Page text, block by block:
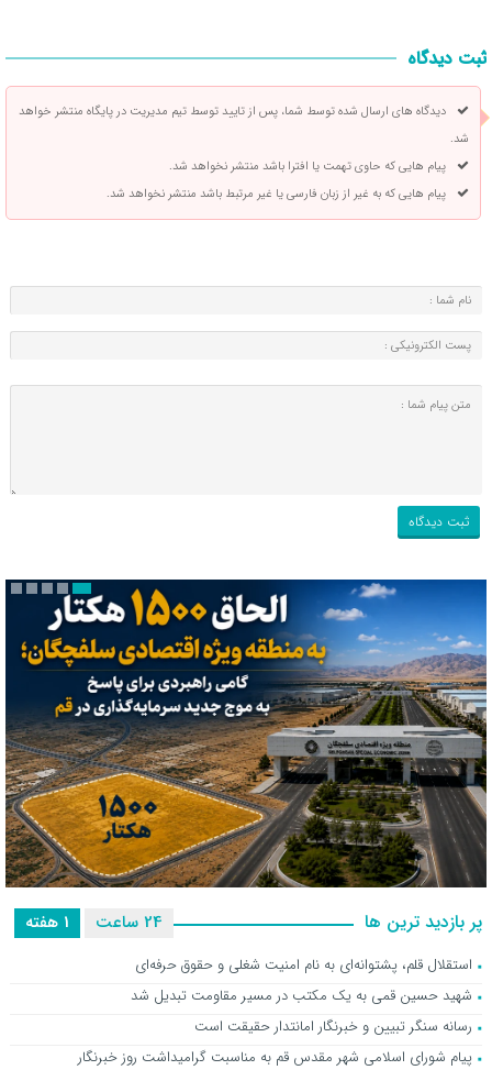
ثبت دیدگاه
دیدگاه های ارسال شده توسط شما، پس از تایید توسط تیم مدیریت در پایگاه منتشر خواهد
شد.
پیام هایی که حاوی تهمت یا افترا باشد منتشر نخواهد شد.
پیام هایی که به غیر از زبان فارسی یا غیر مرتبط باشد منتشر نخواهد شد.
پاسخ به موج جدید سرمایه‌گذاری در قم
پر بازدید ترین ها 1 هفته 24 ساعت
استقلال قلم، پشتوانه‌ای به نام امنیت شغلی و حقوق حرفه‌ای
شهید حسین قمی به یک مکتب در مسیر مقاومت تبدیل شد
رسانه سنگر تبیین و خبرنگار امانتدار حقیقت است
پیام شورای اسلامی شهر مقدس قم به مناسبت گرامیداشت روز خبرنگار